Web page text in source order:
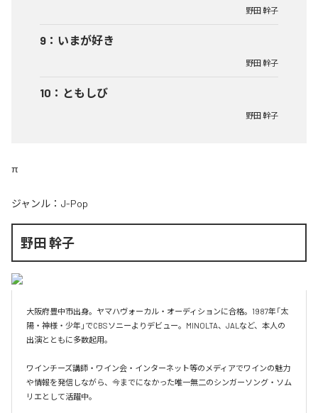
野田 幹子
9 ： いまが好き
野田 幹子
10 ： ともしび
野田 幹子
π
ジャンル： J-Pop
野田 幹子
大阪府豊中市出身。ヤマハヴォーカル・オーディションに合格。1987年「太
陽・神様・少年」でCBSソニーよりデビュー。MINOLTA、JALなど、本人の
出演とともに多数起用。
ワインチーズ講師・ワイン会・インターネット等のメディアでワインの魅力
や情報を発信しながら、今までになかった唯一無二のシンガーソング・ソム
リエとして活躍中。